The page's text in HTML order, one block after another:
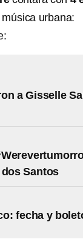
urbana:
a Gisselle
Santos
fecha y